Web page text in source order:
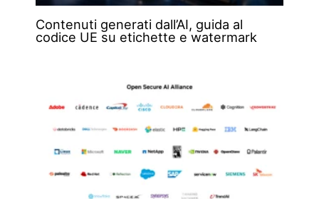
Contenuti generati dall’AI, guida al
codice UE su etichette e watermark